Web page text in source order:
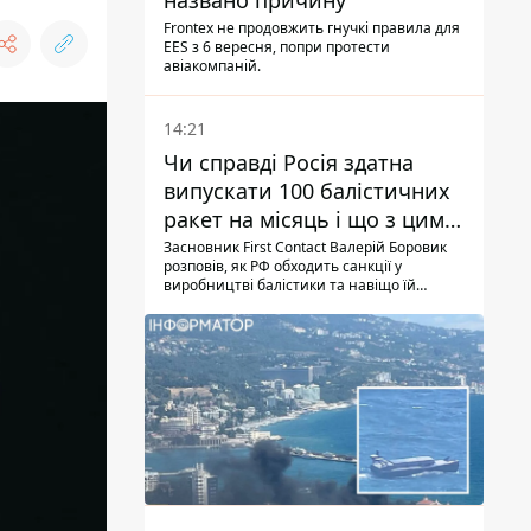
Frontex не продовжить гнучкі правила для
EES з 6 вересня, попри протести
авіакомпаній.
14:21
Чи справді Росія здатна
випускати 100 балістичних
ракет на місяць і що з цим
робити
Засновник First Contact Валерій Боровик
розповів, як РФ обходить санкції у
виробництві балістики та навіщо їй